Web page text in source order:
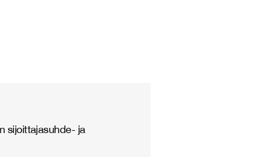
sijoittajasuhde- ja